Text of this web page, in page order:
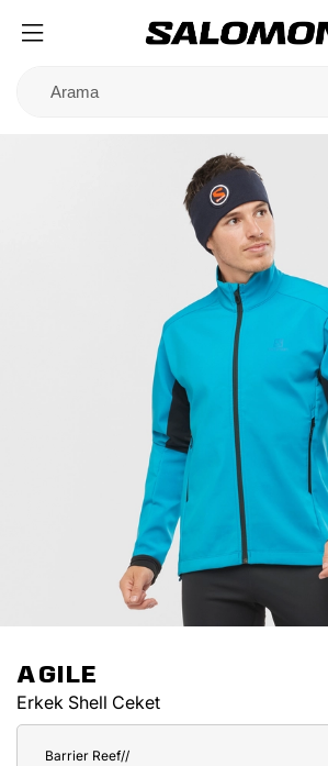
AGILE
Erkek Shell Ceket
Barrier Reef//